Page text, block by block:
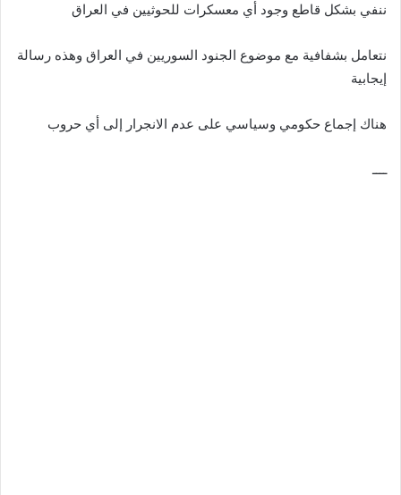
ننفي بشكل قاطع وجود أي معسكرات للحوثيين في العراق
نتعامل بشفافية مع موضوع الجنود السوريين في العراق وهذه رسالة
إيجابية
هناك إجماع حكومي وسياسي على عدم الانجرار إلى أي حروب
ــــ